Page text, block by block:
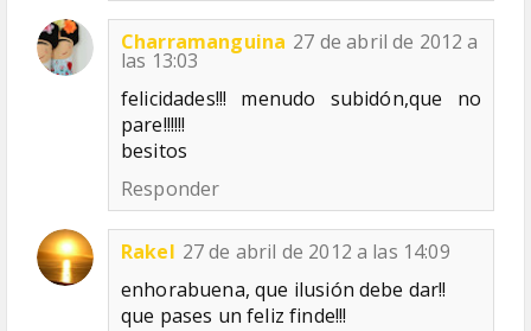
Charramanguina 27 de abril de 2012 a
las 13:03
felicidades!!! menudo subidón,que no
pare!!!!!!
besitos
Responder
Rakel 27 de abril de 2012 a las 14:09
enhorabuena, que ilusión debe dar!!
que pases un feliz finde!!!